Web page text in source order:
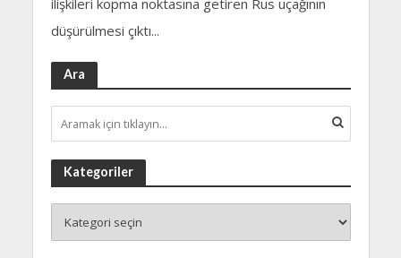
ilişkileri kopma noktasına getiren Rus uçağının
düşürülmesi çıktı...
Ara
Kategoriler